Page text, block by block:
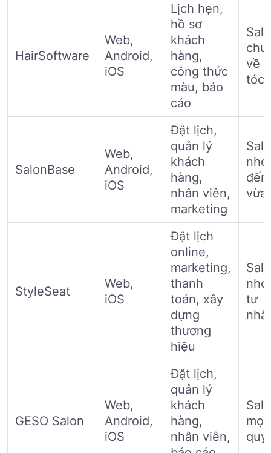
HairSoftware
Web,
Android,
iOS
Lịch hẹn,
hồ sơ
khách
hàng,
công thức
màu, báo
cáo
về
tóc
SalonBase
Web,
Android,
iOS
Đặt lịch,
quản lý
khách
hàng,
nhân viên,
marketing
nhỏ
đến
vừa
StyleSeat
Web,
iOS
Đặt lịch
online,
marketing,
thanh
toán, xây
dựng
thương
hiệu
nhỏ
tư
GESO Salon
Web,
Android,
iOS
Đặt lịch,
quản lý
khách
hàng,
nhân viên,
mọi
quy